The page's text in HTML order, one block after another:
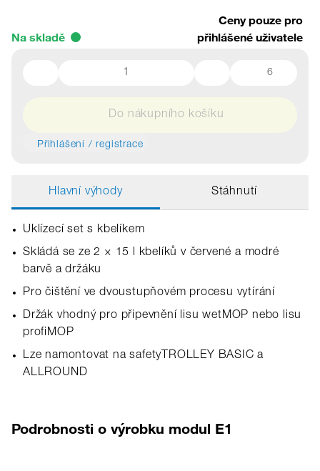
Na skladě
Ceny pouze pro
přihlášené uživatele
6
Do nákupního košíku
Přihlášení / registrace
Hlavní výhody Stáhnutí
Uklízecí set s kbelíkem
Skládá se ze 2 × 15 l kbelíků v červené a modré
barvě a držáku
Pro čištění ve dvoustupňovém procesu vytírání
Držák vhodný pro připevnění lisu wetMOP nebo lisu
profiMOP
Lze namontovat na safetyTROLLEY BASIC a
ALLROUND
Podrobnosti o výrobku modul E1